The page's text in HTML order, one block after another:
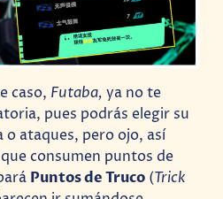
caso, Futaba,ya no te
pues podrás elegir su
o ataques, pero ojo, así
consumen puntos de
Puntos de Truco (Trick